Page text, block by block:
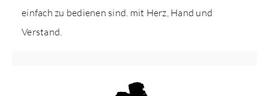
einfach zu bedienen sind. mit Herz, Hand und
Verstand.